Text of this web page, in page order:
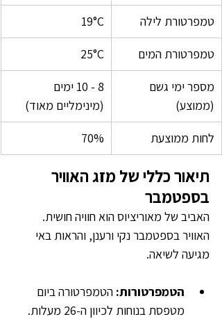
טמפרטורת לילה 19°C
טמפרטורת המים 25°C
מספר ימי גשם
(ממוצע)
8 - 10 ימים
(מינימליים מאוד)
לחות ממוצעת 70%
תיאור כללי של מזג האוויר
בספטמבר
האביב של מאוריציוס הוא חוויה חושית.
האוויר בספטמבר נקי ורענן, והראות באי
מגיעה לשיאה.
הטמפרטורות: הטמפרטורה ביום
מטפסת בנוחות לכיוון ה-26 מעלות.